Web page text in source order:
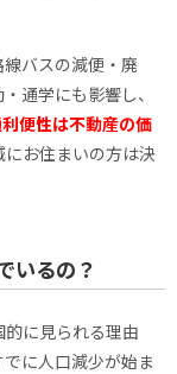
バスの減便・廃
通学にも影響し、
便性は不動産の価
にお住まいの方は決
いるの？
に見られる理由
に人口減少が始ま